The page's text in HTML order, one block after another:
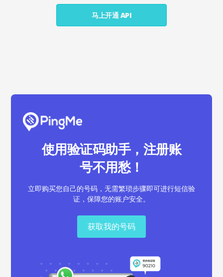
马上开通 API
使用验证码助手，注册账
号不用愁！
立即购买您自己的号码，无需繁琐步骤即可进行短信验
证，保障您的账户安全。
获取我的号码